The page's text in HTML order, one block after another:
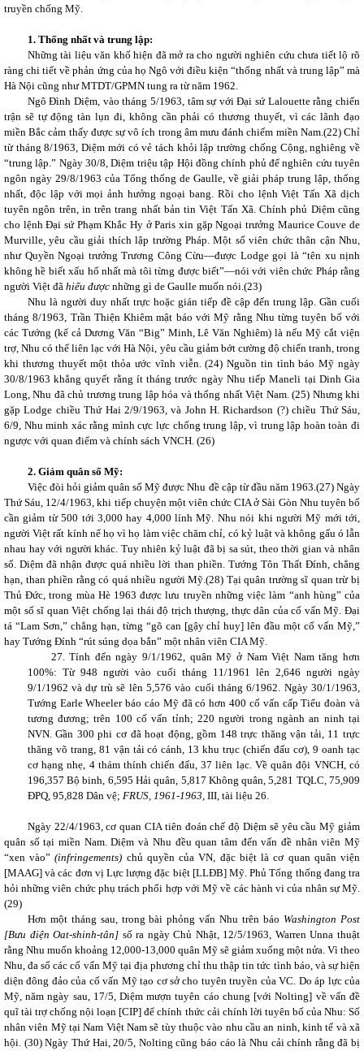
truyền chống Mỹ.
1. Thống nhất và trung lập:
Những tài liệu văn khố hiện đã mở ra cho người nghiên cứu chưa tiết lộ rõ
ràng chi tiết về phản ứng của họ Ngô với điều kiện “thống nhất và trung lập” mà
Hà Nội cũng như MTDT/GPMN tung ra từ năm 1962.
Ngô Đình Diệm, vào tháng 5/1963, tâm sự với Đại sứ Lalouette rằng chiến
trận sẽ tự động tàn lụn đi, không cần phải có thương thuyết, vì các lãnh đạo
miền Bắc cảm thấy được sự vô ích trong âm mưu đánh chiếm miền Nam.(22)Chỉ
từ tháng 8/1963, Diệm mới có vẻ tách khỏi lập trường chống Cộng, nghiêng về
“trung lập.” Ngày 30/8, Diệm triệu tập Hội đồng chính phủ để nghiên cứu tuyên
ngôn ngày 29/8/1963 của Tổng thống de Gaulle, về giải pháp trung lập, thống
nhất, độc lập với mọi ảnh hưởng ngoại bang. Rồi cho lệnh Việt Tấn Xã dịch
tuyên ngôn trên, in trên trang nhất bản tin Việt Tấn Xã. Chính phủ Diệm cũng
cho lệnh Đại sứ Phạm Khắc Hy ở Paris xin gặp Ngoại trưởng Maurice Couve de
Murville, yêu cầu giải thích lập trường Pháp. Một số viên chức thân cận Nhu,
như Quyền Ngoại trưởng Trương Công Cừu—được Lodge gọi là “tên xu nịnh
không hề biết xấu hổ nhất mà tôi từng được biết”—nói với viên chức Pháp rằng
người Việt đã hiểu được những gì de Gaulle muốn nói.(23)
Nhu là người duy nhất trực hoặc gián tiếp đề cập đến trung lập. Gần cuối
tháng 8/1963, Trần Thiện Khiêm mật báo với Mỹ rằng Nhu từng tuyên bố với
các Tướng (kể cả Dương Văn “Big” Minh, Lê Văn Nghiêm) là nếu Mỹ cắt viện
trợ, Nhu có thể liên lạc với Hà Nội, yêu cầu giảm bớt cường độ chiến tranh, trong
khi thương thuyết một thỏa ước vĩnh viễn.(24)Nguồn tin tình báo Mỹ ngày
30/8/1963 khẳng quyết rằng ít tháng trước ngày Nhu tiếp Maneli tại Dinh Gia
Long, Nhu đã chủ trương trung lập hóa và thống nhất Việt Nam.(25) Nhưng khi
gặp Lodge chiều Thứ Hai 2/9/1963, và John H. Richardson (?) chiều Thứ Sáu,
6/9, Nhu minh xác rằng mình cực lực chống trung lập, vì trung lập hoàn toàn đi
ngược với quan điểm và chính sách VNCH. (26)
2. Giảm quân số Mỹ:
Việc đòi hỏi giảm quân số Mỹ được Nhu đề cập từ đầu năm 1963.(27)Ngày
Thứ Sáu, 12/4/1963, khi tiếp chuyện một viên chức CIA ở Sài Gòn Nhu tuyên bố
cần giảm từ 500 tới 3,000 hay 4,000 lính Mỹ. Nhu nói khi người Mỹ mới tới,
người Việt rất kính nể họ vì họ làm việc chăm chỉ, có kỷ luật và không gấu ó lẫn
nhau hay với người khác. Tuy nhiên kỷ luật đã bị sa sút, theo thời gian và nhân
số. Diệm đã nhận được quá nhiều lời than phiền. Tướng Tôn Thất Đính, chẳng
hạn, than phiền rằng có quá nhiều người Mỹ.(28) Tại quân trường sĩ quan trừ bị
Thủ Đức, trong mùa Hè 1963 được lưu truyền những việc làm “anh hùng” của
một số sĩ quan Việt chống lại thái độ trịch thượng, thực dân của cố vấn Mỹ. Đại
tá “Lam Sơn,” chẳng hạn, từng “gõ can [gậy chỉ huy] lên đầu một cố vấn Mỹ,”
hay Tướng Đính “rút súng dọa bắn” một nhân viên CIA Mỹ.
27. Tính đến ngày 9/1/1962, quân Mỹ ở Nam Việt Nam tăng hơn
100%: Từ 948 người vào cuối tháng 11/1961 lên 2,646 người ngày
9/1/1962 và dự trù sẽ lên 5,576 vào cuối tháng 6/1962. Ngày 30/1/1963,
Tướng Earle Wheeler báo cáo Mỹ đã có hơn 400 cố vấn cấp Tiểu đoàn và
tương đương; trên 100 cố vấn tỉnh; 220 người trong ngành an ninh tại
NVN. Gần 300 phi cơ đã hoạt động, gồm 148 trực thăng vận tải, 11 trực
thăng võ trang, 81 vận tải có cánh, 13 khu trục (chiến đấu cơ), 9 oanh tạc
cơ hạng nhẹ, 4 thám thính chiến đấu, 37 liên lạc. Về quân đội VNCH, có
196,357 Bộ binh, 6,595 Hải quân, 5,817 Không quân, 5,281 TQLC, 75,909
ĐPQ, 95,828 Dân vệ; FRUS, 1961-1963, III, tài liệu 26.
Ngày 22/4/1963, cơ quan CIA tiên đoán chế độ Diệm sẽ yêu cầu Mỹ giảm
quân số tại miền Nam. Diệm và Nhu đều quan tâm đến vấn đề nhân viên Mỹ
“xen vào”(infringements) chủ quyền của VN, đặc biệt là cơ quan quân viện
[MAAG] và các đơn vị Lực lượng đặc biệt [LLĐB] Mỹ. Phủ Tổng thống đang tra
hỏi những viên chức phụ trách phối hợp với Mỹ về các hành vi của nhân sự Mỹ.
(29)
Hơn một tháng sau, trong bài phỏng vấn Nhu trên báo Washington Post
[Bưu điện Oat-shinh-tân] số ra ngày Chủ Nhật, 12/5/1963, Warren Unna thuật
rằng Nhu muốn khoảng 12,000-13,000 quân Mỹ sẽ giảm xuống một nửa. Vì theo
Nhu, đa số các cố vấn Mỹ tại địa phương chỉ thu thập tin tức tình báo, và sự hiện
diện đông đảo của cố vấn Mỹ tạo cơ sở cho tuyên truyền của VC. Do áp lực của
Mỹ, năm ngày sau, 17/5, Diệm mượn tuyên cáo chung [với Nolting] về vấn đề
quĩ tài trợ chống nội loạn [CIP] để chính thức cải chính lời tuyên bố của Nhu: Số
nhân viên Mỹ tại Nam Việt Nam sẽ tùy thuộc vào nhu cầu an ninh, kinh tế và xã
hội. (30)Ngày Thứ Hai, 20/5, Nolting cũng báo cáo là Nhu cải chính rằng đã bị